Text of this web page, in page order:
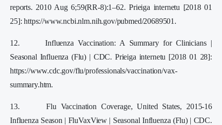
reports. 2010 Aug 6;59(RR-8):1–62. Prieiga internetu [2018 01
25]: https://www.ncbi.nlm.nih.gov/pubmed/20689501.
12. Influenza Vaccination: A Summary for Clinicians |
Seasonal Influenza (Flu) | CDC. Prieiga internetu [2018 01 28]:
https://www.cdc.gov/flu/professionals/vaccination/vax-
summary.htm.
13. Flu Vaccination Coverage, United States, 2015-16
Influenza Season | FluVaxView | Seasonal Influenza (Flu) | CDC.